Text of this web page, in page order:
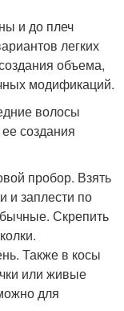
и до плеч
легких
объема,
модификаций.
волосы
создания
пробор. Взять
и заплести по
Скрепить
Также в косы
или живые
для